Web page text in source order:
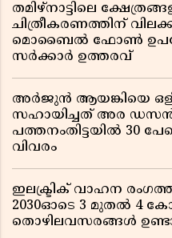
തമിഴ്‌നാട്ടിലെ
ചിത്രീകരണത്തിന്
മൊബൈൽ ഫോൺ
സർക്കാർ ഉത്തരവ്
അർജുൻ ആയങ്കിയെ
സഹായിച്ചത് അര
പത്തനംതിട്ടയിൽ 30
വിവരം ​​​​​​​
ഇലക്ട്രിക് വാഹന
2030ഓടെ 3 മുതൽ 4
തൊഴിലവസരങ്ങൾ